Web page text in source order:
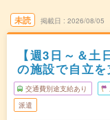
未読 掲載日 2026/08/05
【週3日～＆
の施設で自立を
交通費別途支給あり
派遣